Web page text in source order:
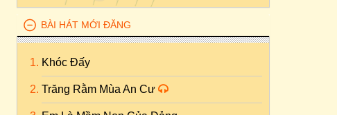
BÀI HÁT MỚI ĐĂNG
Khóc Đấy
Trăng Rằm Mùa An Cư